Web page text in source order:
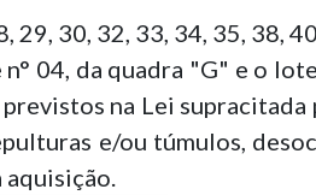
30, 32, 33, 34, 35, 38,
04, da quadra "G" e o lote
na Lei supracitada
e/ou túmulos,